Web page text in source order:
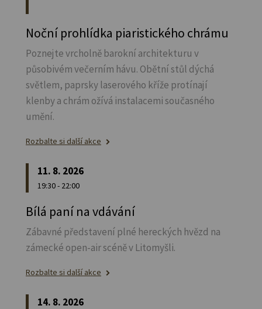
Noční prohlídka piaristického chrámu
Poznejte vrcholně barokní architekturu v
působivém večerním hávu. Obětní stůl dýchá
světlem, paprsky laserového kříže protínají
klenby a chrám ožívá instalacemi současného
umění.
Rozbalte si další akce
11. 8. 2026
19:30 - 22:00
Bílá paní na vdávání
Zábavné představení plné hereckých hvězd na
zámecké open-air scéně v Litomyšli.
Rozbalte si další akce
14. 8. 2026